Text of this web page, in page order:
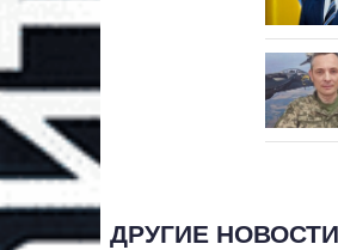
ДРУГИЕ